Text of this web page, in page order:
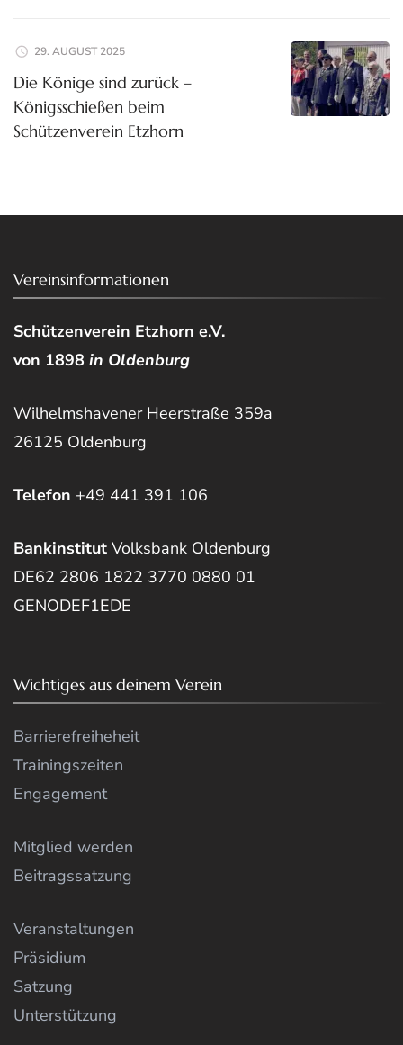
29. AUGUST 2025
Die Könige sind zurück –
Königsschießen beim
Schützenverein Etzhorn
Vereinsinformationen
Schützenverein Etzhorn e.V.
von 1898 in Oldenburg
Wilhelmshavener Heerstraße 359a
26125 Oldenburg
Telefon +49 441 391 106
Bankinstitut Volksbank Oldenburg
DE62 2806 1822 3770 0880 01
GENODEF1EDE
Wichtiges aus deinem Verein
Barrierefreiheheit
Trainingszeiten
Engagement
Mitglied werden
Beitragssatzung
Veranstaltungen
Präsidium
Satzung
Unterstützung